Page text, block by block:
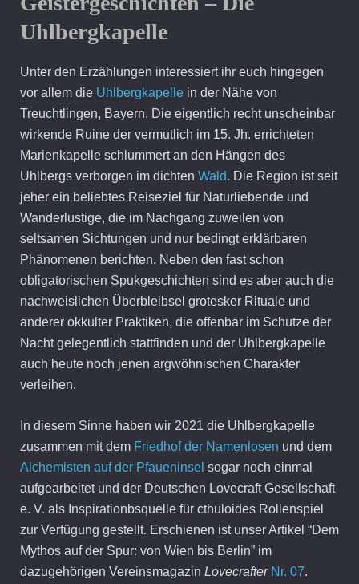
Uhlbergkapelle
Unter den Erzählungen interessiert ihr euch hingegen
vor allem die Uhlbergkapellein der Nähe von
Treuchtlingen, Bayern. Die eigentlich recht unscheinbar
wirkende Ruine der vermutlich im 15. Jh. errichteten
Marienkapelle schlummert an den Hängen des
Uhlbergs verborgen im dichten Wald. Die Region ist seit
jeher ein beliebtes Reiseziel für Naturliebende und
Wanderlustige, die im Nachgang zuweilen von
seltsamen Sichtungen und nur bedingt erklärbaren
Phänomenen berichten. Neben den fast schon
obligatorischen Spukgeschichten sind es aber auch die
nachweislichen Überbleibsel grotesker Rituale und
anderer okkulter Praktiken, die offenbar im Schutze der
Nacht gelegentlich stattfinden und der Uhlbergkapelle
auch heute noch jenen argwöhnischen Charakter
verleihen.
In diesem Sinne haben wir 2021 die Uhlbergkapelle
zusammen mit dem Friedhof der Namenlosen und dem
Alchemisten auf der Pfaueninsel sogar noch einmal
aufgearbeitet und der Deutschen Lovecraft Gesellschaft
e. V. als Inspirationbsquelle für cthuloides Rollenspiel
zur Verfügung gestellt. Erschienen ist unser Artikel “Dem
Mythos auf der Spur: von Wien bis Berlin” im
dazugehörigen Vereinsmagazin Lovecrafter Nr. 07.